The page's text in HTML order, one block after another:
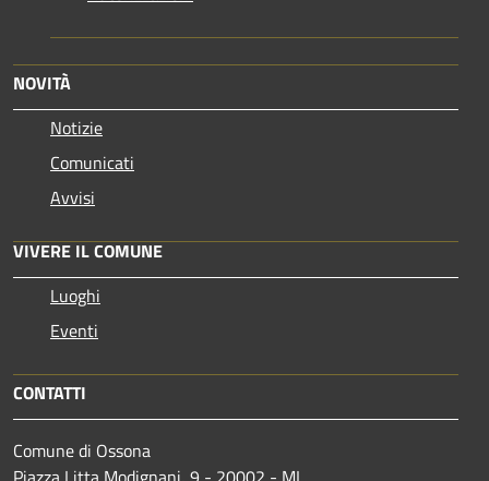
NOVITÀ
Notizie
Comunicati
Avvisi
VIVERE IL COMUNE
Luoghi
Eventi
CONTATTI
Comune di Ossona